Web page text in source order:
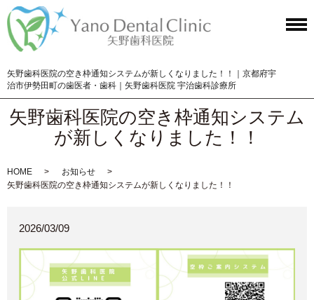
矢野歯科医院の空き枠通知システムが新しくなりました！！｜京都府宇
治市伊勢田町の歯医者・歯科｜矢野歯科医院 宇治歯科診療所
矢野歯科医院の空き枠通知システム
が新しくなりました！！
HOME
お知らせ
矢野歯科医院の空き枠通知システムが新しくなりました！！
2026/03/09